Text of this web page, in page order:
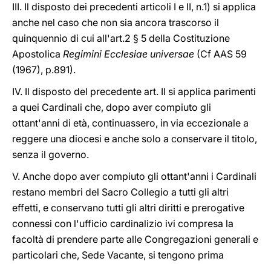
III. Il disposto dei precedenti articoli I e II, n.1) si applica
anche nel caso che non sia ancora trascorso il
quinquennio di cui all'art.2 § 5 della Costituzione
Apostolica Regimini Ecclesiae universae (Cf AAS 59
(1967), p.891).
IV. Il disposto del precedente art. II si applica parimenti
a quei Cardinali che, dopo aver compiuto gli
ottant'anni di età, continuassero, in via eccezionale a
reggere una diocesi e anche solo a conservare il titolo,
senza il governo.
V. Anche dopo aver compiuto gli ottant'anni i Cardinali
restano membri del Sacro Collegio a tutti gli altri
effetti, e conservano tutti gli altri diritti e prerogative
connessi con l'ufficio cardinalizio ivi compresa la
facoltà di prendere parte alle Congregazioni generali e
particolari che, Sede Vacante, si tengono prima